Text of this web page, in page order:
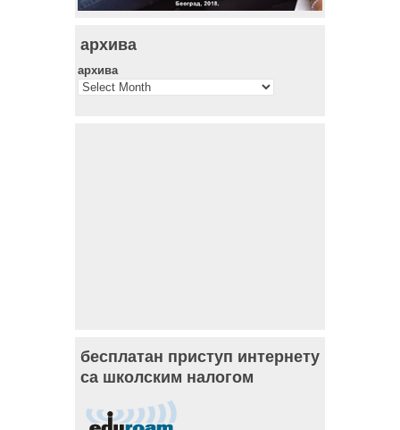
архива
архива
бесплатан приступ интернету
са школским налогом